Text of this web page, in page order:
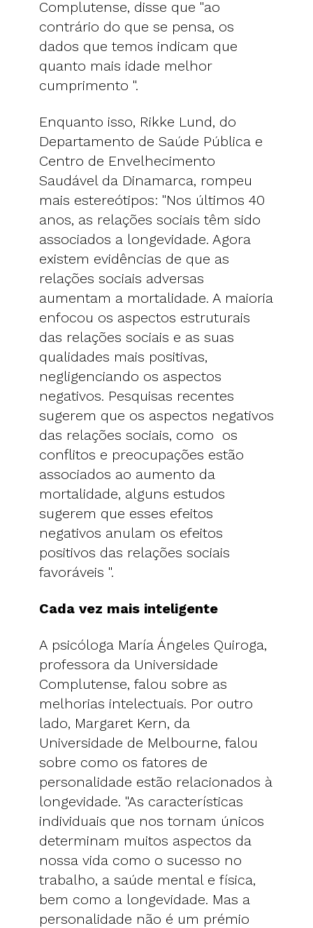
Complutense, disse que "ao
contrário do que se pensa, os
dados que temos indicam que
quanto mais idade melhor
cumprimento ".
Enquanto isso, Rikke Lund, do
Departamento de Saúde Pública e
Centro de Envelhecimento
Saudável da Dinamarca, rompeu
mais estereótipos: "Nos últimos 40
anos, as relações sociais têm sido
associados a longevidade. Agora
existem evidências de que as
relações sociais adversas
aumentam a mortalidade. A maioria
enfocou os aspectos estruturais
das relações sociais e as suas
qualidades mais positivas,
negligenciando os aspectos
negativos. Pesquisas recentes
sugerem que os aspectos negativos
das relações sociais, como os
conflitos e preocupações estão
associados ao aumento da
mortalidade, alguns estudos
sugerem que esses efeitos
negativos anulam os efeitos
positivos das relações sociais
favoráveis ​​".
Cada vez mais inteligente
A psicóloga María Ángeles Quiroga,
professora da Universidade
Complutense, falou sobre as
melhorias intelectuais. Por outro
lado, Margaret Kern, da
Universidade de Melbourne, falou
sobre como os fatores de
personalidade estão relacionados à
longevidade. "As características
individuais que nos tornam únicos
determinam muitos aspectos da
nossa vida como o sucesso no
trabalho, a saúde mental e física,
bem como a longevidade. Mas a
personalidade não é um prémio